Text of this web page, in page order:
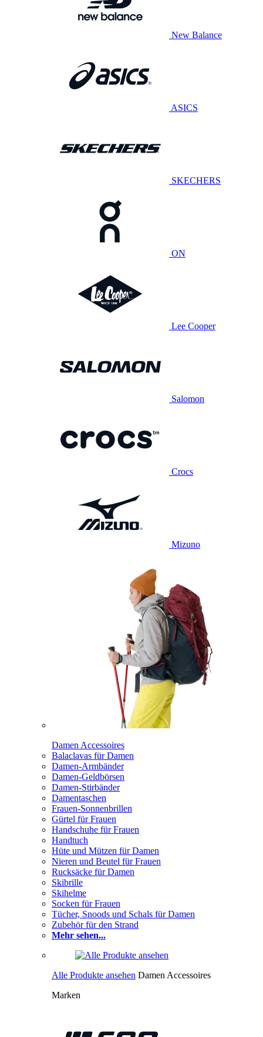
New Balance
ASICS
SKECHERS
ON
Lee Cooper
Salomon
Crocs
Mizuno
Damen Accessoires
Balaclavas für Damen
Damen-Armbänder
Damen-Geldbörsen
Damen-Stirbänder
Damentaschen
Frauen-Sonnenbrillen
Gürtel für Frauen
Handschuhe für Frauen
Handtuch
Hüte und Mützen für Damen
Nieren und Beutel für Frauen
Rucksäcke für Damen
Skibrille
Skihelme
Socken für Frauen
Tücher, Snoods und Schals für Damen
Zubehör für den Strand
Mehr sehen...
Alle Produkte ansehen Damen Accessoires
Marken